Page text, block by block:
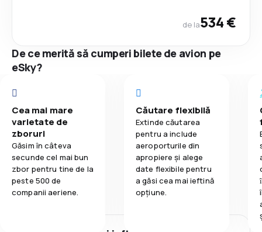
de la534 €
De ce merită să cumperi bilete de avion pe
eSky?
Cea mai mare
varietate de
zboruri
Găsim în câteva
secunde cel mai bun
zbor pentru tine de la
peste 500 de
companii aeriene.
Căutare flexibilă
Extinde căutarea
pentru a include
aeroporturile din
apropiere și alege
date flexibile pentru
a găsi cea mai ieftină
opțiune.